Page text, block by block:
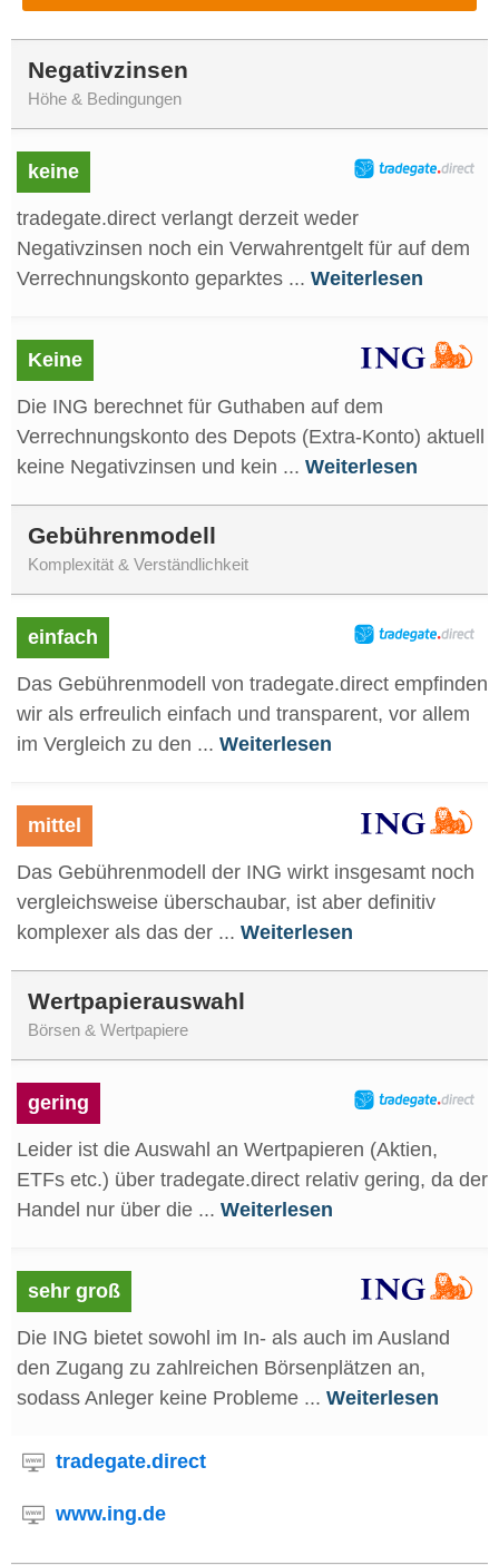
Negativzinsen
Höhe & Bedingungen
keine
tradegate.direct verlangt derzeit weder
Negativzinsen noch ein Verwahrentgelt für auf dem
Verrechnungskonto geparktes ... Weiterlesen
Keine
Die ING berechnet für Guthaben auf dem
Verrechnungskonto des Depots (Extra-Konto) aktuell
keine Negativzinsen und kein ... Weiterlesen
Gebührenmodell
Komplexität & Verständlichkeit
einfach
Das Gebührenmodell von tradegate.direct empfinden
wir als erfreulich einfach und transparent, vor allem
im Vergleich zu den ... Weiterlesen
mittel
Das Gebührenmodell der ING wirkt insgesamt noch
vergleichsweise überschaubar, ist aber definitiv
komplexer als das der ... Weiterlesen
Wertpapierauswahl
Börsen & Wertpapiere
gering
Leider ist die Auswahl an Wertpapieren (Aktien,
ETFs etc.) über tradegate.direct relativ gering, da der
Handel nur über die ... Weiterlesen
sehr groß
Die ING bietet sowohl im In- als auch im Ausland
den Zugang zu zahlreichen Börsenplätzen an,
sodass Anleger keine Probleme ... Weiterlesen
tradegate.direct
www.ing.de